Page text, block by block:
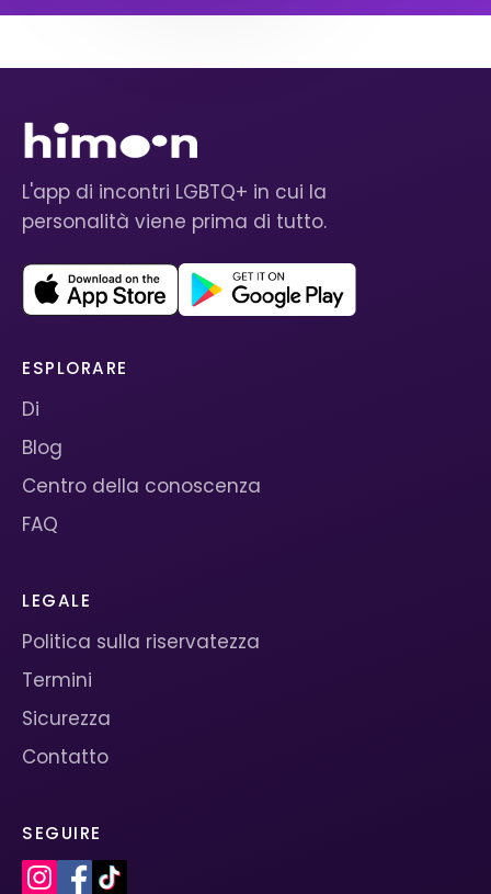
L'app di incontri LGBTQ+ in cui la
personalità viene prima di tutto.
ESPLORARE
Di
Blog
Centro della conoscenza
FAQ
LEGALE
Politica sulla riservatezza
Termini
Sicurezza
Contatto
SEGUIRE